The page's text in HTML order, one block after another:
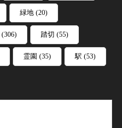
緑地 (20)
(306) 踏切 (55)
霊園 (35) 駅 (53)